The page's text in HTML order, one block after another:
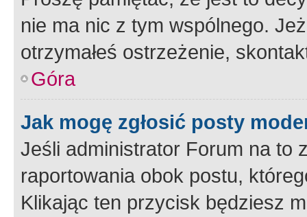
nie ma nic z tym wspólnego.
otrzymałeś ostrzeżenie,
Góra
Jak mogę zgłosić posty
Jeśli administrator Forum na to
raportowania obok postu,
Klikając ten przycisk będziesz